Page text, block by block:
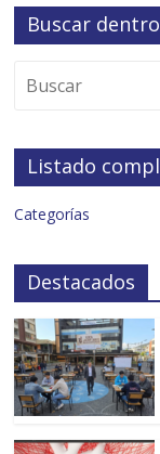
Buscar
Listado
Categorías
Destacados